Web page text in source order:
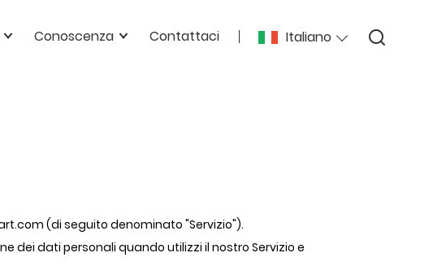
Italiano
Conoscenza Contattaci
(di seguito denominato "Servizio").
dei dati personali quando utilizzi il nostro Servizio e